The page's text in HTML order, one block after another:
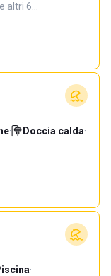
e altri 6…
· Doccia calda·
·